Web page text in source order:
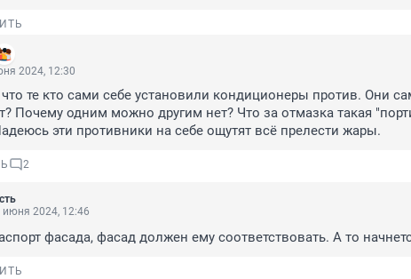
2024, 12:30
те кто сами себе установили кондиционеры против. Они
Почему одним можно другим нет? Что за отмазка такая
эти противники на себе ощутят всё прелести жары.
2
июня 2024, 12:46
фасада, фасад должен ему соответствовать. А то